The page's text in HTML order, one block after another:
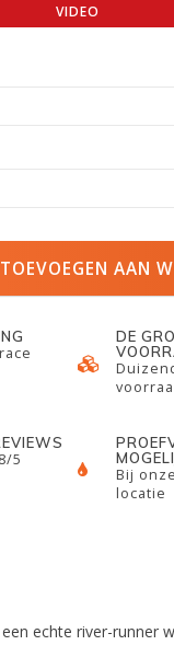
VIDEO
TOEVOEGEN AAN
DE
5
Bij
locatie
echte river-runner